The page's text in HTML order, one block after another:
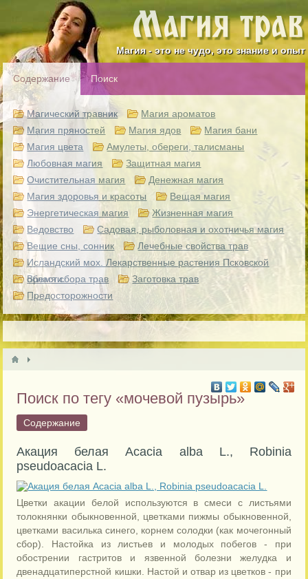
Магия - это не чудо, это знание и опыт
Содержание Поиск
Магический травник
Магия ароматов
Магия пряностей
Магия ядов
Магия бани
Магия цвета
Амулеты, обереги, талисманы
Любовная магия
Защитная магия
Очистительная магия
Денежная магия
Магия здоровья и красоты
Вещая магия
Энергетическая магия
Жизненная магия
Ведовство
Садовая, рыболовная и охотничья магия
Вещие сны, сонник
Лечебные свойства трав
Исландский мох. Лекарственные растения Псковской
области.
Время сбора трав
Заготовка трав
Предосторожности
Поиск по тегу «мочевой пузырь»
Содержание
Акация белая Acacia alba L., Robinia
pseudoacacia L.
Цветки акации белой используются в смеси с листьями
толокнянки обыкновенной, цветками пижмы обыкновенной,
цветками василька синего, корнем солодки (как мочегонный
сбор). Настойка из листьев и молодых побегов - при
обострении гастритов и язвенной болезни желудка и
двенадцатиперстной кишки. Настой и отвар из цветков - при